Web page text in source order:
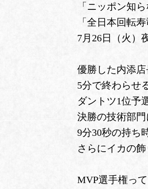
「ニッポン知
「全日本回転
7月26日（火）
優勝した内添
5分で終わらせ
ダントツ1位予
決勝の技術部
9分30秒の持ち
さらにイカの
MVP選手権っ